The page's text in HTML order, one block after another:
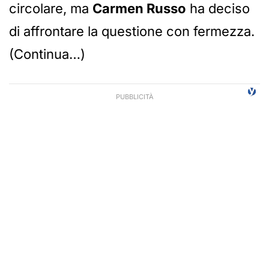
circolare, ma Carmen Russo ha deciso
di affrontare la questione con fermezza.
(Continua…)